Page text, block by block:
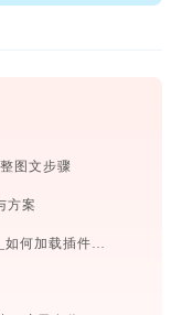
图文步骤
方案
疯歌音效平台VST插件/补丁安装教程_如何加载插件效果包